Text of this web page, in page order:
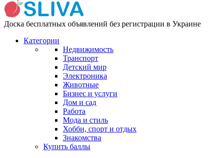
Доска бесплатных объявлений без регистрации в Украине
Категории
Недвижимость
Транспорт
Детский мир
Электроника
Животные
Бизнес и услуги
Дом и сад
Работа
Мода и стиль
Хобби, спорт и отдых
Знакомства
Купить баллы